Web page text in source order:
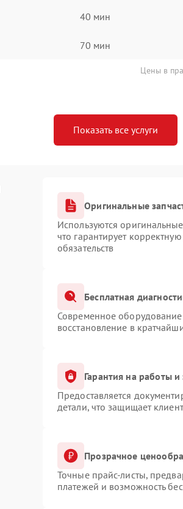
40 мин
70 мин
Цены в
Показать все услуги
Оригинальные
Используются
что гарантирует
обязательств
Бесплатная
Современное оборудование
восстановление в
Гарантия на работы и
Предоставляется
детали, что защищает
Прозрачное
Точные прайс-листы,
платежей и возможность